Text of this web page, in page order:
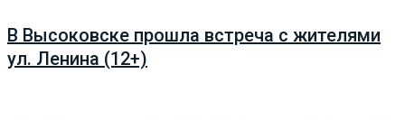
В Высоковске прошла встреча с жителями
ул. Ленина (12+)